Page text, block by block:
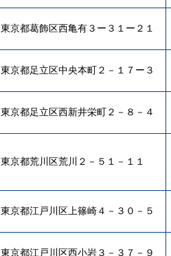
東京都葛飾区西亀有３ー３１ー２１
東京都足立区中央本町２－１７ー３
東京都足立区西新井栄町２－８－４
東京都荒川区荒川２－５１－１１
東京都江戸川区上篠崎４－３０－５
東京都江戸川区西小岩３－３７－９